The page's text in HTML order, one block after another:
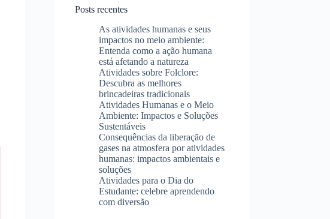
Posts recentes
As atividades humanas e seus
impactos no meio ambiente:
Entenda como a ação humana
está afetando a natureza
Atividades sobre Folclore:
Descubra as melhores
brincadeiras tradicionais
Atividades Humanas e o Meio
Ambiente: Impactos e Soluções
Sustentáveis
Consequências da liberação de
gases na atmosfera por atividades
humanas: impactos ambientais e
soluções
Atividades para o Dia do
Estudante: celebre aprendendo
com diversão